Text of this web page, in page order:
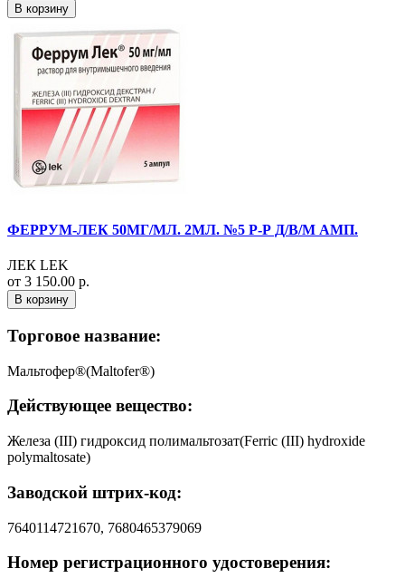
В корзину
ФЕРРУМ-ЛЕК 50МГ/МЛ. 2МЛ. №5 Р-Р Д/В/М АМП.
ЛЕК LEK
от 3 150.00 р.
В корзину
Торговое название:
Мальтофер®(Maltofer®)
Действующее вещество:
Железа (III) гидроксид полимальтозат(Ferric (III) hydroxide
polymaltosate)
Заводской штрих-код:
7640114721670, 7680465379069
Номер регистрационного удостоверения: